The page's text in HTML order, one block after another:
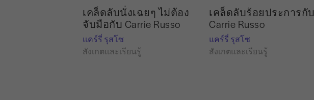
เคล็ดลับนั่งเฉยๆ ไม่ต้อง
จับมือกับ Carrie Russo
แคร์รี่ รุสโซ
สังเกตและเรียนรู้
เคล็ดลับร้อยประการกับ
Carrie Russo
แคร์รี่ รุสโซ
สังเกตและเรียนรู้